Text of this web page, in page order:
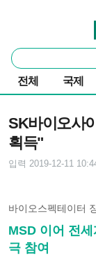
통
합
검
색
전체 국제
SK바이오사
획득"
입력 2019-12-11
바이오스펙테이터
MSD 이어 전
극 참여